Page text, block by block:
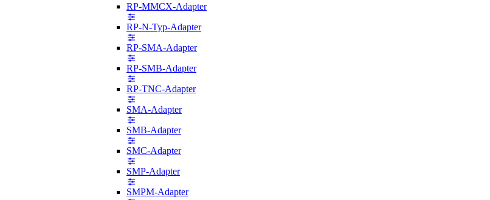
RP-MMCX-Adapter
RP-N-Typ-Adapter
RP-SMA-Adapter
RP-SMB-Adapter
RP-TNC-Adapter
SMA-Adapter
SMB-Adapter
SMC-Adapter
SMP-Adapter
SMPM-Adapter